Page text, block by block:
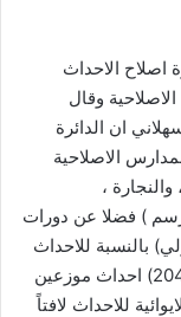
اصلاح الاحداث
وقال
ان الدائرة
الاصلاحية
،
) فضلا عن دورات
بالنسبة للاحداث
الاناث . واضاف ان الدورات التدريبية شملت (204) احداث موزعين
للاحداث لافتاً